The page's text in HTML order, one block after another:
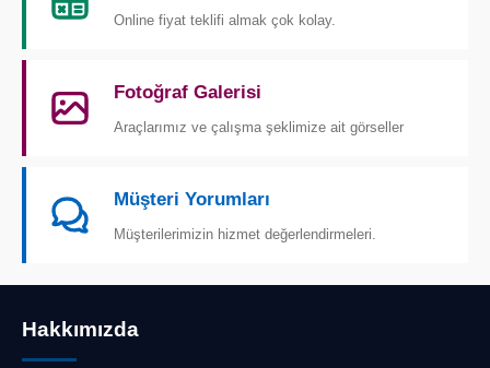
Online fiyat teklifi almak çok kolay.
Fotoğraf Galerisi
Araçlarımız ve çalışma şeklimize ait görseller
Müşteri Yorumları
Müşterilerimizin hizmet değerlendirmeleri.
Hakkımızda